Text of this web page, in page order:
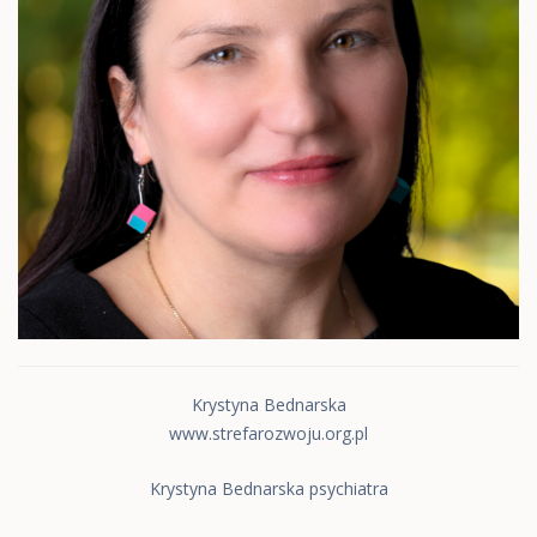
Krystyna Bednarska
www.strefarozwoju.org.pl
Krystyna Bednarska psychiatra